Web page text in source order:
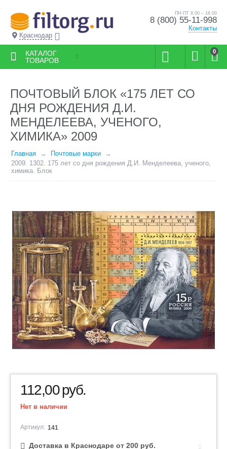
Краснодар
ПН-ПТ 8.00 – 16.00
8 (800) 55-11-998
Контакты
0
КАТАЛОГ
ТОВАРОВ
ПОЧТОВЫЙ БЛОК «175 ЛЕТ СО
ДНЯ РОЖДЕНИЯ Д.И.
МЕНДЕЛЕЕВА, УЧЕНОГО,
ХИМИКА» 2009
Главная
Почтовые марки
2009. 1302. 175 лет со дня рождения Д.И. Менделеева, ученого,
химика. Блок
112,00руб.
Нет в наличии
Артикул: 141
Доставка в Краснодаре от 200 руб.